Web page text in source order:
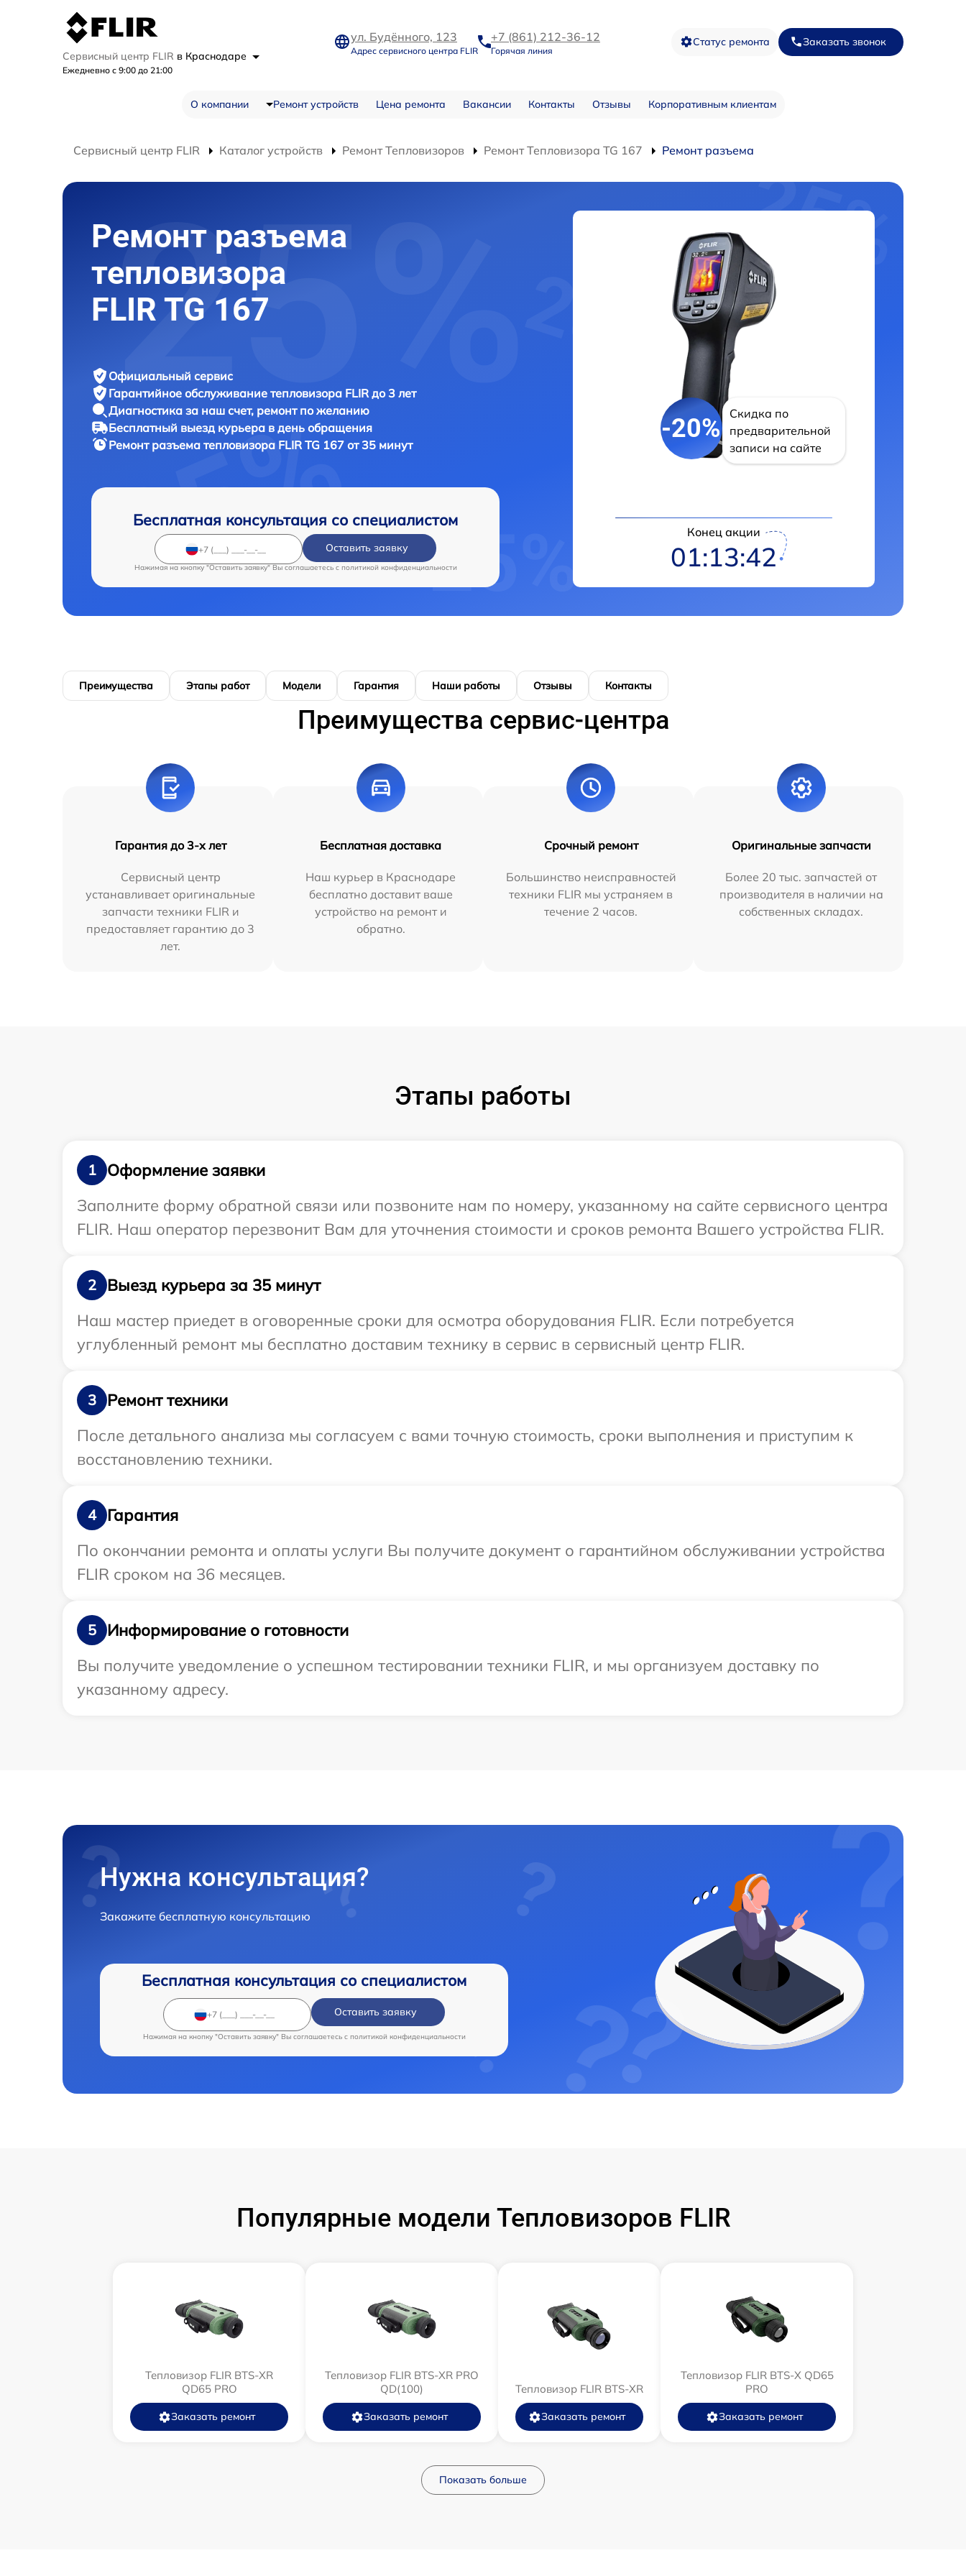
Сервисный центр FLIR в Краснодаре
Ежедневно с 9:00 до 21:00
ул. Будённого, 123
Адрес сервисного центра FLIR
+7 (861) 212-36-12
Горячая линия
Статус ремонта Заказать звонок
О компании Ремонт устройств Цена ремонта Вакансии Контакты Отзывы Корпоративным клиентам
Сервисный центр FLIR Каталог устройств Ремонт Тепловизоров Ремонт Тепловизора TG 167 Ремонт разъема
Ремонт разъема
тепловизора
FLIR TG 167
Официальный сервис
Гарантийное обслуживание тепловизора FLIR до 3 лет
Диагностика за наш счет, ремонт по желанию
Бесплатный выезд курьера в день обращения
Ремонт разъема тепловизора FLIR TG 167 от 35 минут
Бесплатная консультация со специалистом
Оставить заявку
Нажимая на кнопку "Оставить заявку" Вы соглашаетесь c политикой конфиденциальности
-20%
Скидка по
предварительной
записи на сайте
Конец акции
01:13:41
Преимущества Этапы работ Модели Гарантия Наши работы Отзывы Контакты
Преимущества сервис-центра
Гарантия до 3-х лет
Сервисный центр
устанавливает оригинальные
запчасти техники FLIR и
предоставляет гарантию до 3
лет.
Бесплатная доставка
Наш курьер в Краснодаре
бесплатно доставит ваше
устройство на ремонт и
обратно.
Срочный ремонт
Большинство неисправностей
техники FLIR мы устраняем в
течение 2 часов.
Оригинальные запчасти
Более 20 тыс. запчастей от
производителя в наличии на
собственных складах.
Этапы работы
1
Оформление заявки
Заполните форму обратной связи или позвоните нам по номеру, указанному на сайте сервисного центра
FLIR. Наш оператор перезвонит Вам для уточнения стоимости и сроков ремонта Вашего устройства FLIR.
2
Выезд курьера за 35 минут
Наш мастер приедет в оговоренные сроки для осмотра оборудования FLIR. Если потребуется
углубленный ремонт мы бесплатно доставим технику в сервис в сервисный центр FLIR.
3
Ремонт техники
После детального анализа мы согласуем с вами точную стоимость, сроки выполнения и приступим к
восстановлению техники.
4
Гарантия
По окончании ремонта и оплаты услуги Вы получите документ о гарантийном обслуживании устройства
FLIR сроком на 36 месяцев.
5
Информирование о готовности
Вы получите уведомление о успешном тестировании техники FLIR, и мы организуем доставку по
указанному адресу.
Нужна консультация?
Закажите бесплатную консультацию
Бесплатная консультация со специалистом
Оставить заявку
Нажимая на кнопку "Оставить заявку" Вы соглашаетесь c политикой конфиденциальности
Популярные модели Тепловизоров FLIR
Тепловизор FLIR BTS-XR
QD65 PRO
Заказать ремонт
Тепловизор FLIR BTS-XR PRO
QD(100)
Заказать ремонт
Тепловизор FLIR BTS-XR
Заказать ремонт
Тепловизор FLIR BTS-X QD65
PRO
Заказать ремонт
Показать больше